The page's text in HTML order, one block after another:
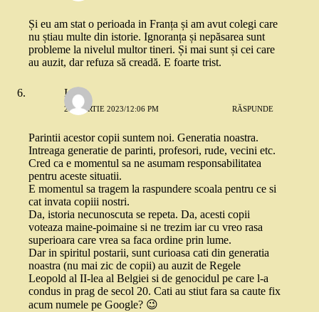
Și eu am stat o perioada in Franța și am avut colegi care
nu știau multe din istorie. Ignoranța și nepăsarea sunt
probleme la nivelul multor tineri. Și mai sunt și cei care
au auzit, dar refuza să creadă. E foarte trist.
Ioana
20 MARTIE 2023/12:06 PM RĂSPUNDE
Parintii acestor copii suntem noi. Generatia noastra.
Intreaga generatie de parinti, profesori, rude, vecini etc.
Cred ca e momentul sa ne asumam responsabilitatea
pentru aceste situatii.
E momentul sa tragem la raspundere scoala pentru ce si
cat invata copiii nostri.
Da, istoria necunoscuta se repeta. Da, acesti copii
voteaza maine-poimaine si ne trezim iar cu vreo rasa
superioara care vrea sa faca ordine prin lume.
Dar in spiritul postarii, sunt curioasa cati din generatia
noastra (nu mai zic de copii) au auzit de Regele
Leopold al II-lea al Belgiei si de genocidul pe care l-a
condus in prag de secol 20. Cati au stiut fara sa caute fix
acum numele pe Google? 😉